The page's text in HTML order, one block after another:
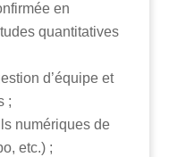
en
quantitatives
d’équipe et
;
numériques de
etc.) ;